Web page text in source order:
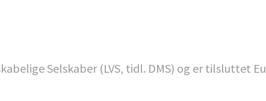
Selskaber (LVS, tidl. DMS) og er tilsluttet